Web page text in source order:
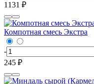
1131 ₽
Компотная смесь Экстра
-
245 ₽